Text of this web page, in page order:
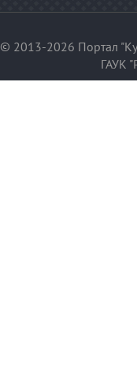
© 2013-2026 Портал
ГАУК